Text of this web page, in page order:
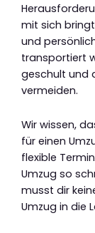
mit sich
und
transportiert
geschult und
vermeiden.
Wir wissen,
für einen
flexible
Umzug so
musst dir
Umzug in die